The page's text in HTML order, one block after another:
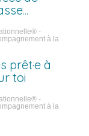
-
à la
prêt·e à
toi
-
à la